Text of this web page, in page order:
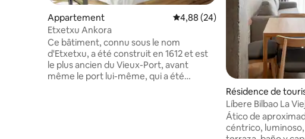
Appartement Évaluation moyenne sur la
4,88 (24)
Etxetxu Ankora
Ce bâtiment, connu sous le nom
d'Etxetxu, a été construit en 1612 et est
le plus ancien du Vieux-Port, avant
même le port lui-même, qui a été
Résidence de
Líbere Bilbao La
chambre avec...
Ático de
céntrico,